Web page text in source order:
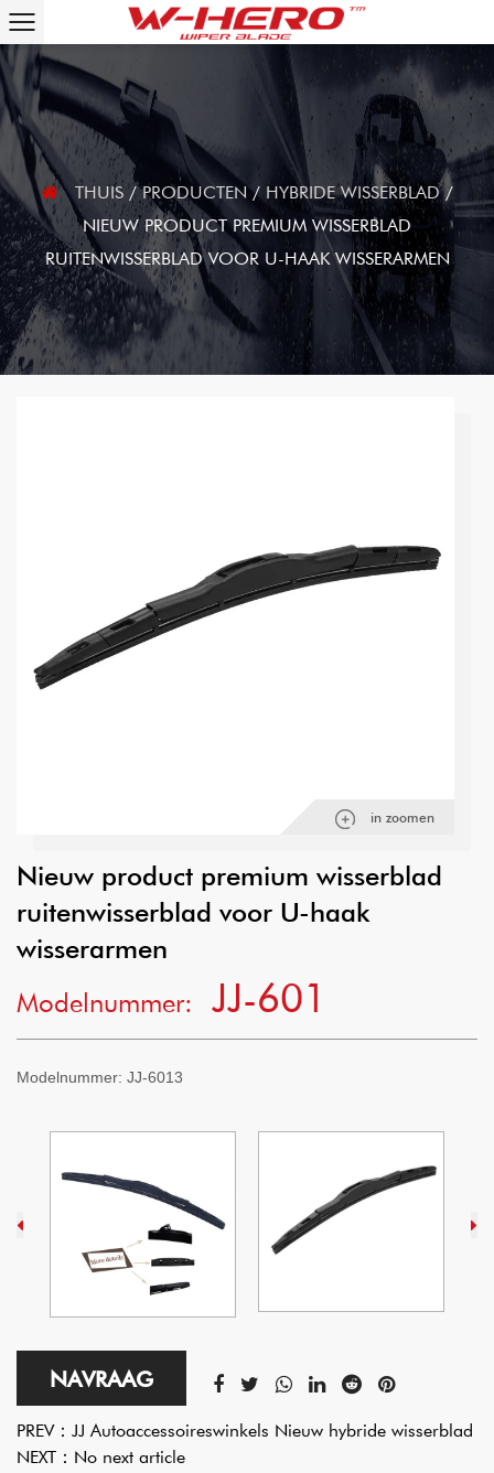
THUIS/PRODUCTEN/ HYBRIDE WISSERBLAD/
NIEUW PRODUCT PREMIUM WISSERBLAD
RUITENWISSERBLAD VOOR U-HAAK WISSERARMEN
in zoomen
Nieuw product premium wisserblad
ruitenwisserblad voor U-haak
wisserarmen
Modelnummer:
JJ-601
Modelnummer: JJ-6013
NAVRAAG
PREV： JJ Autoaccessoireswinkels Nieuw hybride wisserblad
NEXT： No next article